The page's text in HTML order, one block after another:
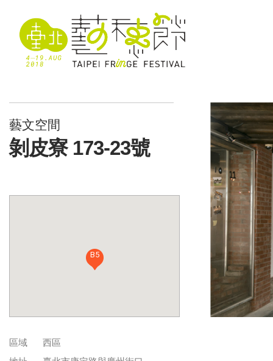
藝文空間
剝皮寮 173-23號
B5
B5
區域
西區